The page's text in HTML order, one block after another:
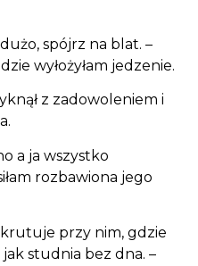
spójrz na blat. –
wyłożyłam jedzenie.
z zadowoleniem i
a ja wszystko
rozbawiona jego
przy nim, gdzie
studnia bez dna. –